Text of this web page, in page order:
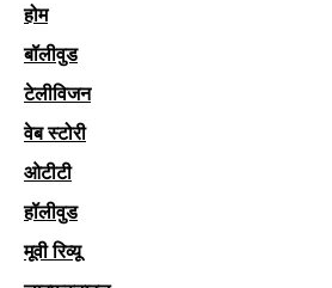
होम
बॉलीवुड
टेलीविजन
वेब स्टोरी
ओटीटी
हॉलीवुड
मूवी रिव्यू